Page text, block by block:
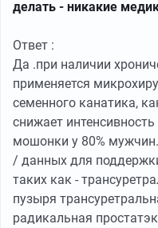
делать - никакие
Ответ :
Да .при наличии
применяется
семенного канатика,
снижает
мошонки у 80%
/ данных для
таких как -
пузыря
радикальная